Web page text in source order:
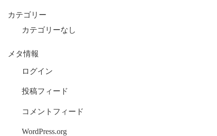
カテゴリー
カテゴリーなし
メタ情報
ログイン
投稿フィード
コメントフィード
WordPress.org